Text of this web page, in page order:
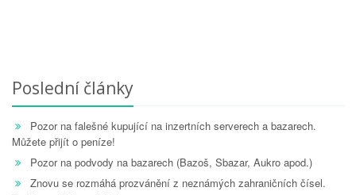
Poslední články
Pozor na falešné kupující na inzertních serverech a bazarech.
Můžete přijít o peníze!
Pozor na podvody na bazarech (Bazoš, Sbazar, Aukro apod.)
Znovu se rozmáhá prozvánění z neznámých zahraničních čísel.